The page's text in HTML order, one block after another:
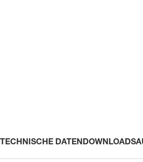
TECHNISCHE DATENDOWNLOADS